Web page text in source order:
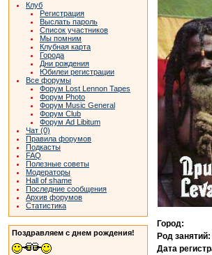
Клуб
Регистрация
Выслать пароль
Список участников
Мы помним
Клубная карта
Города
Дни рождения
Юбилеи регистрации
Все форумы
Форум Lost Lennon Tapes
Форум Photo
Форум Music General
Форум Club
Форум Ad Libitum
Чат (0)
Правила форумов
Подкасты
FAQ
Полезные советы
Модераторы
Hall of shame
Последние сообщения
Архив форумов
Статистика
Поздравляем с днем рождения!
Город:
Род занятий:
Дата